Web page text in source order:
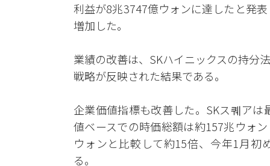
利益が8兆3747億ウォンに達したと発
増加した。
業績の改善は、SKハイニックスの持分
戦略が反映された結果である。
企業価値指標も改善した。SKス퀘ア
値ベースでの時価総額は約157兆ウォ
ウォンと比較して約15倍、今年1月
る。